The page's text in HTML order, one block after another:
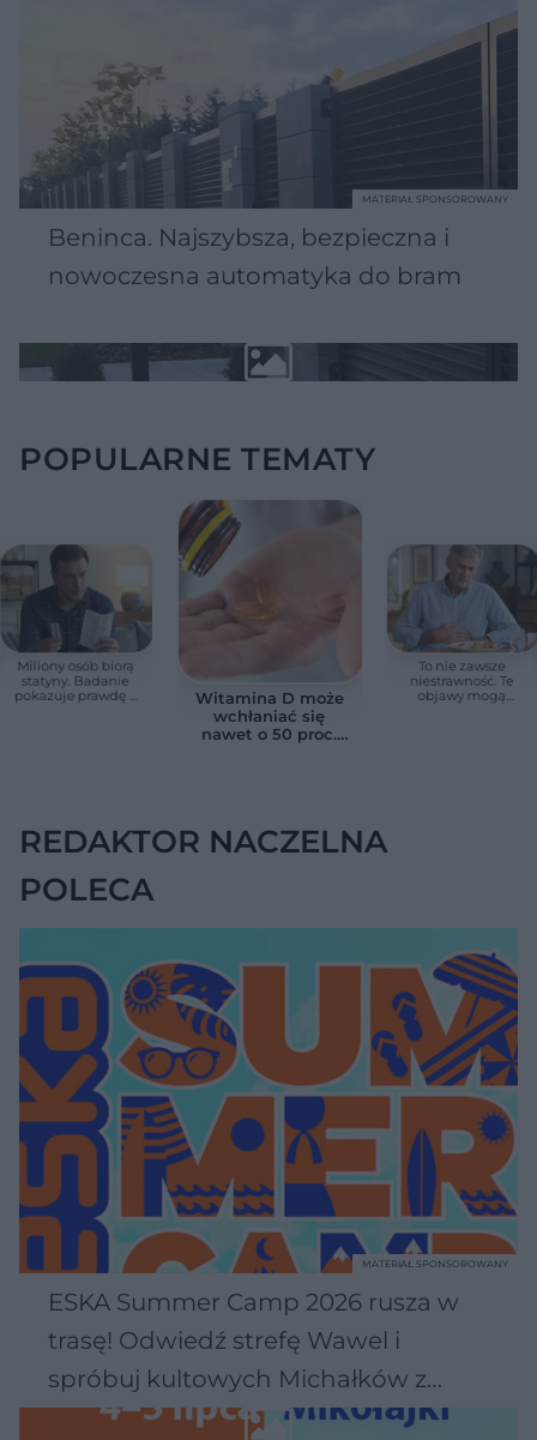
Beninca. Najszybsza, bezpieczna i
nowoczesna automatyka do bram
MATERIAŁ SPONSOROWANY
POPULARNE TEMATY
Miliony osób biorą
statyny. Badanie
pokazuje prawdę o
Witamina D może
wchłaniać się
nawet o 50 proc.
To nie zawsze
niestrawność. Te
objawy mogą
REDAKTOR NACZELNA
POLECA
ESKA Summer Camp 2026 rusza w
trasę! Odwiedź strefę Wawel i
spróbuj kultowych Michałków z
Wawelu
MATERIAŁ SPONSOROWANY